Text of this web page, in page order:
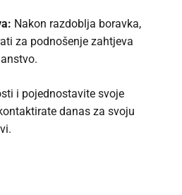
Nakon razdoblja boravka,
za podnošenje zahtjeva
i pojednostavite svoje
danas za svoju